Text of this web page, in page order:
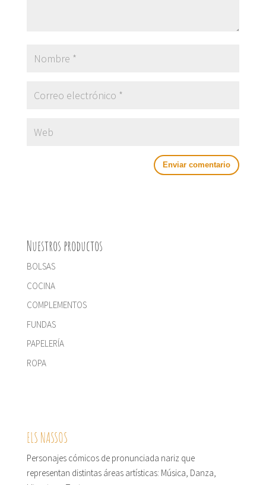
Nuestros productos
BOLSAS
COCINA
COMPLEMENTOS
FUNDAS
PAPELERÍA
ROPA
ELS NASSOS
Personajes cómicos de pronunciada nariz que
representan distintas áreas artísticas: Música, Danza,